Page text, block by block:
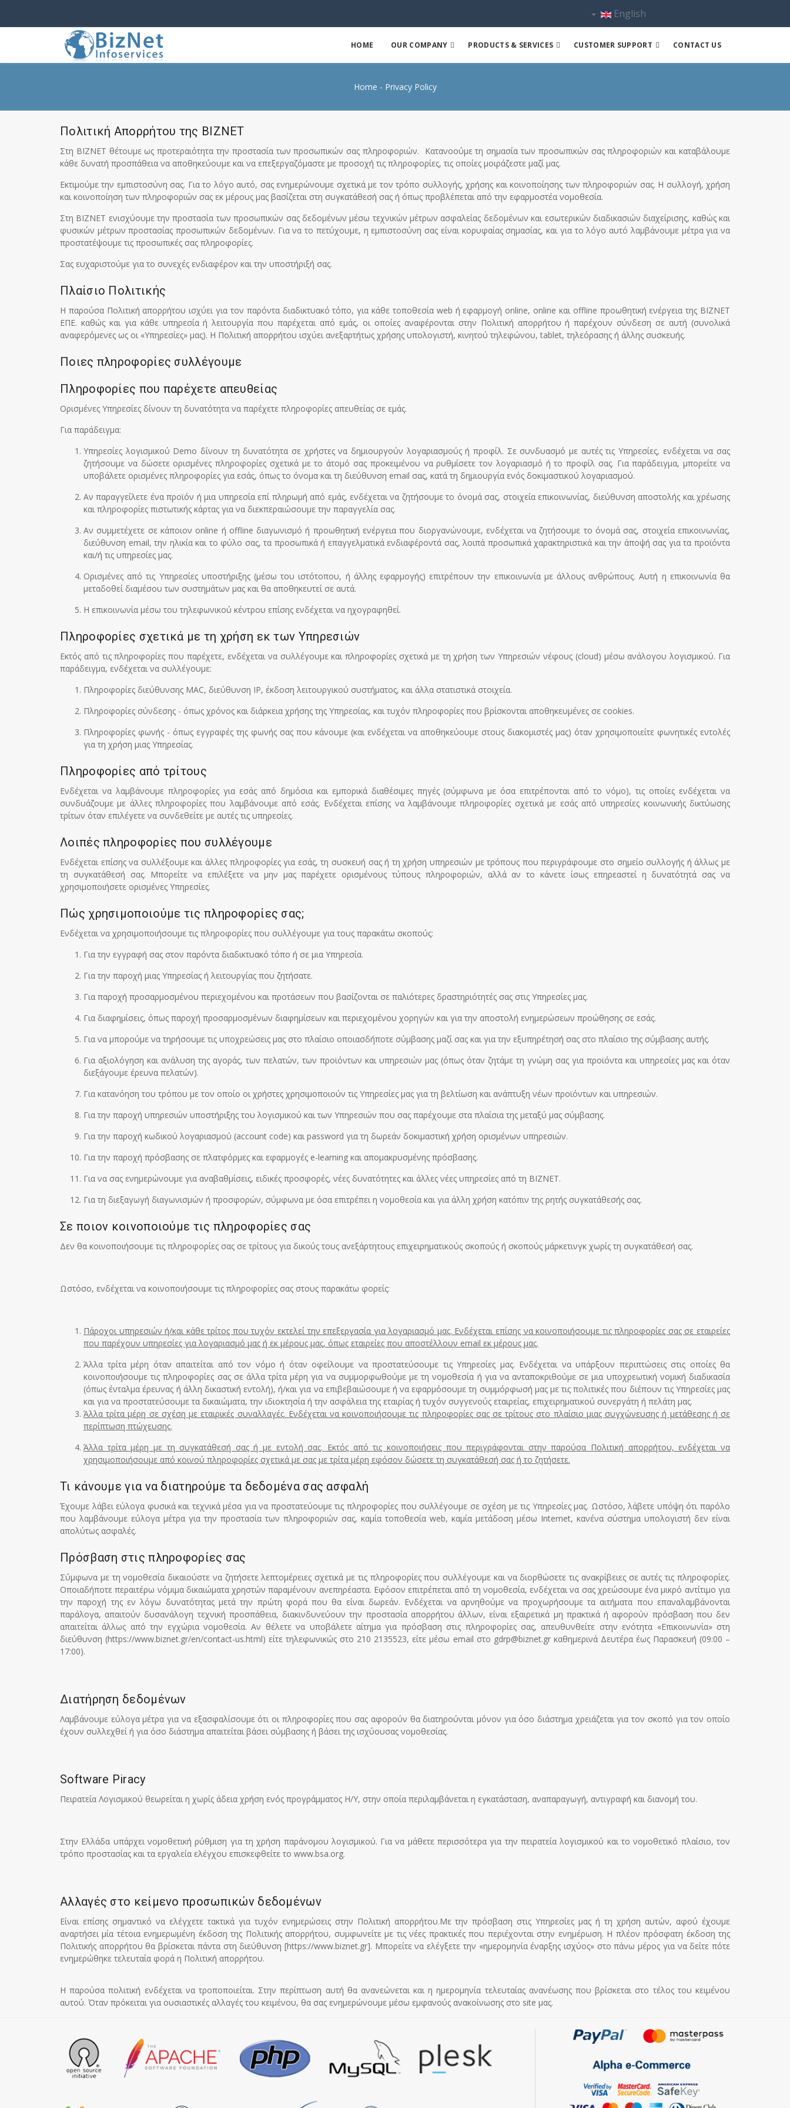
English
HOME OUR COMPANY PRODUCTS & SERVICES CUSTOMER SUPPORT CONTACT US
Home Privacy Policy
Πολιτική Απορρήτου της BIZNET
Στη BIZNET θέτουμε ως προτεραιότητα την προστασία των προσωπικών σας πληροφοριών. Κατανοούμε τη σημασία των προσωπικών σας πληροφοριών και καταβάλουμε
κάθε δυνατή προσπάθεια να αποθηκεύουμε και να επεξεργαζόμαστε με προσοχή τις πληροφορίες, τις οποίες μοιράζεστε μαζί μας.
Εκτιμούμε την εμπιστοσύνη σας. Για το λόγο αυτό, σας ενημερώνουμε σχετικά με τον τρόπο συλλογής, χρήσης και κοινοποίησης των πληροφοριών σας. Η συλλογή, χρήση
και κοινοποίηση των πληροφοριών σας εκ μέρους μας βασίζεται στη συγκατάθεσή σας ή όπως προβλέπεται από την εφαρμοστέα νομοθεσία.
Στη BIZNET ενισχύουμε την προστασία των προσωπικών σας δεδομένων μέσω τεχνικών μέτρων ασφαλείας δεδομένων και εσωτερικών διαδικασιών διαχείρισης, καθώς και
φυσικών μέτρων προστασίας προσωπικών δεδομένων. Για να το πετύχουμε, η εμπιστοσύνη σας είναι κορυφαίας σημασίας, και για το λόγο αυτό λαμβάνουμε μέτρα για να
προστατέψουμε τις προσωπικές σας πληροφορίες.
Σας ευχαριστούμε για το συνεχές ενδιαφέρον και την υποστήριξή σας.
Πλαίσιο Πολιτικής
Η παρούσα Πολιτική απορρήτου ισχύει για τον παρόντα διαδικτυακό τόπο, για κάθε τοποθεσία web ή εφαρμογή online, online και offline προωθητική ενέργεια της BIZNET
ΕΠΕ. καθώς και για κάθε υπηρεσία ή λειτουργία που παρέχεται από εμάς, οι οποίες αναφέρονται στην Πολιτική απορρήτου ή παρέχουν σύνδεση σε αυτή (συνολικά
αναφερόμενες ως οι «Υπηρεσίες» μας). Η Πολιτική απορρήτου ισχύει ανεξαρτήτως χρήσης υπολογιστή, κινητού τηλεφώνου, tablet, τηλεόρασης ή άλλης συσκευής.
Ποιες πληροφορίες συλλέγουμε
Πληροφορίες που παρέχετε απευθείας
Ορισμένες Υπηρεσίες δίνουν τη δυνατότητα να παρέχετε πληροφορίες απευθείας σε εμάς.
Για παράδειγμα:
Υπηρεσίες λογισμικού Demo δίνουν τη δυνατότητα σε χρήστες να δημιουργούν λογαριασμούς ή προφίλ. Σε συνδυασμό με αυτές τις Υπηρεσίες, ενδέχεται να σας
ζητήσουμε να δώσετε ορισμένες πληροφορίες σχετικά με το άτομό σας προκειμένου να ρυθμίσετε τον λογαριασμό ή το προφίλ σας. Για παράδειγμα, μπορείτε να
υποβάλετε ορισμένες πληροφορίες για εσάς, όπως το όνομα και τη διεύθυνση email σας, κατά τη δημιουργία ενός δοκιμαστικού λογαριασμού.
Αν παραγγείλετε ένα προϊόν ή μια υπηρεσία επί πληρωμή από εμάς, ενδέχεται να ζητήσουμε το όνομά σας, στοιχεία επικοινωνίας, διεύθυνση αποστολής και χρέωσης
και πληροφορίες πιστωτικής κάρτας για να διεκπεραιώσουμε την παραγγελία σας.
Αν συμμετέχετε σε κάποιον online ή offline διαγωνισμό ή προωθητική ενέργεια που διοργανώνουμε, ενδέχεται να ζητήσουμε το όνομά σας, στοιχεία επικοινωνίας,
διεύθυνση email, την ηλικία και το φύλο σας, τα προσωπικά ή επαγγελματικά ενδιαφέροντά σας, λοιπά προσωπικά χαρακτηριστικά και την άποψή σας για τα προϊόντα
και/ή τις υπηρεσίες μας.
Ορισμένες από τις Υπηρεσίες υποστήριξης (μέσω του ιστότοπου, ή άλλης εφαρμογής) επιτρέπουν την επικοινωνία με άλλους ανθρώπους. Αυτή η επικοινωνία θα
μεταδοθεί διαμέσου των συστημάτων μας και θα αποθηκευτεί σε αυτά.
Η επικοινωνία μέσω του τηλεφωνικού κέντρου επίσης ενδέχεται να ηχογραφηθεί.
Πληροφορίες σχετικά με τη χρήση εκ των Υπηρεσιών
Εκτός από τις πληροφορίες που παρέχετε, ενδέχεται να συλλέγουμε και πληροφορίες σχετικά με τη χρήση των Υπηρεσιών νέφους (cloud) μέσω ανάλογου λογισμικού. Για
παράδειγμα, ενδέχεται να συλλέγουμε:
Πληροφορίες διεύθυνσης MAC, διεύθυνση IP, έκδοση λειτουργικού συστήματος, και άλλα στατιστικά στοιχεία.
Πληροφορίες σύνδεσης - όπως χρόνος και διάρκεια χρήσης της Υπηρεσίας, και τυχόν πληροφορίες που βρίσκονται αποθηκευμένες σε cookies.
Πληροφορίες φωνής - όπως εγγραφές της φωνής σας που κάνουμε (και ενδέχεται να αποθηκεύουμε στους διακομιστές μας) όταν χρησιμοποιείτε φωνητικές εντολές
για τη χρήση μιας Υπηρεσίας.
Πληροφορίες από τρίτους
Ενδέχεται να λαμβάνουμε πληροφορίες για εσάς από δημόσια και εμπορικά διαθέσιμες πηγές (σύμφωνα με όσα επιτρέπονται από το νόμο), τις οποίες ενδέχεται να
συνδυάζουμε με άλλες πληροφορίες που λαμβάνουμε από εσάς. Ενδέχεται επίσης να λαμβάνουμε πληροφορίες σχετικά με εσάς από υπηρεσίες κοινωνικής δικτύωσης
τρίτων όταν επιλέγετε να συνδεθείτε με αυτές τις υπηρεσίες.
Λοιπές πληροφορίες που συλλέγουμε
Ενδέχεται επίσης να συλλέξουμε και άλλες πληροφορίες για εσάς, τη συσκευή σας ή τη χρήση υπηρεσιών με τρόπους που περιγράφουμε στο σημείο συλλογής ή άλλως με
τη συγκατάθεσή σας. Μπορείτε να επιλέξετε να μην μας παρέχετε ορισμένους τύπους πληροφοριών, αλλά αν το κάνετε ίσως επηρεαστεί η δυνατότητά σας να
χρησιμοποιήσετε ορισμένες Υπηρεσίες.
Πώς χρησιμοποιούμε τις πληροφορίες σας;
Ενδέχεται να χρησιμοποιήσουμε τις πληροφορίες που συλλέγουμε για τους παρακάτω σκοπούς:
Για την εγγραφή σας στον παρόντα διαδικτυακό τόπο ή σε μια Υπηρεσία.
Για την παροχή μιας Υπηρεσίας ή λειτουργίας που ζητήσατε.
Για παροχή προσαρμοσμένου περιεχομένου και προτάσεων που βασίζονται σε παλιότερες δραστηριότητές σας στις Υπηρεσίες μας.
Για διαφημίσεις, όπως παροχή προσαρμοσμένων διαφημίσεων και περιεχομένου χορηγών και για την αποστολή ενημερώσεων προώθησης σε εσάς.
Για να μπορούμε να τηρήσουμε τις υποχρεώσεις μας στο πλαίσιο οποιασδήποτε σύμβασης μαζί σας και για την εξυπηρέτησή σας στο πλαίσιο της σύμβασης αυτής.
Για αξιολόγηση και ανάλυση της αγοράς, των πελατών, των προϊόντων και υπηρεσιών μας (όπως όταν ζητάμε τη γνώμη σας για προϊόντα και υπηρεσίες μας και όταν
διεξάγουμε έρευνα πελατών).
Για κατανόηση του τρόπου με τον οποίο οι χρήστες χρησιμοποιούν τις Υπηρεσίες μας για τη βελτίωση και ανάπτυξη νέων προϊόντων και υπηρεσιών.
Για την παροχή υπηρεσιών υποστήριξης του λογισμικού και των Υπηρεσιών που σας παρέχουμε στα πλαίσια της μεταξύ μας σύμβασης.
Για την παροχή κωδικού λογαριασμού (account code) και password για τη δωρεάν δοκιμαστική χρήση ορισμένων υπηρεσιών.
Για την παροχή πρόσβασης σε πλατφόρμες και εφαρμογές e-learning και απομακρυσμένης πρόσβασης.
Για να σας ενημερώνουμε για αναβαθμίσεις, ειδικές προσφορές, νέες δυνατότητες και άλλες νέες υπηρεσίες από τη BIZNET.
Για τη διεξαγωγή διαγωνισμών ή προσφορών, σύμφωνα με όσα επιτρέπει η νομοθεσία και για άλλη χρήση κατόπιν της ρητής συγκατάθεσής σας.
Σε ποιον κοινοποιούμε τις πληροφορίες σας
Δεν θα κοινοποιήσουμε τις πληροφορίες σας σε τρίτους για δικούς τους ανεξάρτητους επιχειρηματικούς σκοπούς ή σκοπούς μάρκετινγκ χωρίς τη συγκατάθεσή σας.
Ωστόσο, ενδέχεται να κοινοποιήσουμε τις πληροφορίες σας στους παρακάτω φορείς:
Πάροχοι υπηρεσιών ή/και κάθε τρίτος που τυχόν εκτελεί την επεξεργασία για λογαριασμό μας. Ενδέχεται επίσης να κοινοποιήσουμε τις πληροφορίες σας σε εταιρείες
που παρέχουν υπηρεσίες για λογαριασμό μας ή εκ μέρους μας, όπως εταιρείες που αποστέλλουν email εκ μέρους μας.
Άλλα τρίτα μέρη όταν απαιτείται από τον νόμο ή όταν οφείλουμε να προστατεύσουμε τις Υπηρεσίες μας. Ενδέχεται να υπάρξουν περιπτώσεις στις οποίες θα
κοινοποιήσουμε τις πληροφορίες σας σε άλλα τρίτα μέρη για να συμμορφωθούμε με τη νομοθεσία ή για να ανταποκριθούμε σε μια υποχρεωτική νομική διαδικασία
(όπως ένταλμα έρευνας ή άλλη δικαστική εντολή), ή/και για να επιβεβαιώσουμε ή να εφαρμόσουμε τη συμμόρφωσή μας με τις πολιτικές που διέπουν τις Υπηρεσίες μας
και για να προστατεύσουμε τα δικαιώματα, την ιδιοκτησία ή την ασφάλεια της εταιρίας ή τυχόν συγγενούς εταιρείας, επιχειρηματικού συνεργάτη ή πελάτη μας.
Άλλα τρίτα μέρη σε σχέση με εταιρικές συναλλαγές. Ενδέχεται να κοινοποιήσουμε τις πληροφορίες σας σε τρίτους στο πλαίσιο μιας συγχώνευσης ή μετάθεσης ή σε
περίπτωση πτώχευσης.
Άλλα τρίτα μέρη με τη συγκατάθεσή σας ή με εντολή σας. Εκτός από τις κοινοποιήσεις που περιγράφονται στην παρούσα Πολιτική απορρήτου, ενδέχεται να
χρησιμοποιήσουμε από κοινού πληροφορίες σχετικά με σας με τρίτα μέρη εφόσον δώσετε τη συγκατάθεσή σας ή το ζητήσετε.
Τι κάνουμε για να διατηρούμε τα δεδομένα σας ασφαλή
Έχουμε λάβει εύλογα φυσικά και τεχνικά μέσα για να προστατεύουμε τις πληροφορίες που συλλέγουμε σε σχέση με τις Υπηρεσίες μας. Ωστόσο, λάβετε υπόψη ότι παρόλο
που λαμβάνουμε εύλογα μέτρα για την προστασία των πληροφοριών σας, καμία τοποθεσία web, καμία μετάδοση μέσω Internet, κανένα σύστημα υπολογιστή δεν είναι
απολύτως ασφαλές.
Πρόσβαση στις πληροφορίες σας
Σύμφωνα με τη νομοθεσία δικαιούστε να ζητήσετε λεπτομέρειες σχετικά με τις πληροφορίες που συλλέγουμε και να διορθώσετε τις ανακρίβειες σε αυτές τις πληροφορίες.
Οποιαδήποτε περαιτέρω νόμιμα δικαιώματα χρηστών παραμένουν ανεπηρέαστα. Εφόσον επιτρέπεται από τη νομοθεσία, ενδέχεται να σας χρεώσουμε ένα μικρό αντίτιμο για
την παροχή της εν λόγω δυνατότητας μετά την πρώτη φορά που θα είναι δωρεάν. Ενδέχεται να αρνηθούμε να προχωρήσουμε τα αιτήματα που επαναλαμβάνονται
παράλογα, απαιτούν δυσανάλογη τεχνική προσπάθεια, διακινδυνεύουν την προστασία απορρήτου άλλων, είναι εξαιρετικά μη πρακτικά ή αφορούν πρόσβαση που δεν
απαιτείται άλλως από την εγχώρια νομοθεσία. Αν θέλετε να υποβάλετε αίτημα για πρόσβαση στις πληροφορίες σας, απευθυνθείτε στην ενότητα «Επικοινωνία» στη
διεύθυνση (https://www.biznet.gr/en/contact-us.html) είτε τηλεφωνικώς στο 210 2135523, είτε μέσω email στο gdrp@biznet.grκαθημερινά Δευτέρα έως Παρασκευή (09:00 –
17:00).
Διατήρηση δεδομένων
Λαμβάνουμε εύλογα μέτρα για να εξασφαλίσουμε ότι οι πληροφορίες που σας αφορούν θα διατηρούνται μόνον για όσο διάστημα χρειάζεται για τον σκοπό για τον οποίο
έχουν συλλεχθεί ή για όσο διάστημα απαιτείται βάσει σύμβασης ή βάσει της ισχύουσας νομοθεσίας.
Software Piracy
Πειρατεία Λογισμικού θεωρείται η χωρίς άδεια χρήση ενός προγράμματος Η/Υ, στην οποία περιλαμβάνεται η εγκατάσταση, αναπαραγωγή, αντιγραφή και διανομή του.
Στην Ελλάδα υπάρχει νομοθετική ρύθμιση για τη χρήση παράνομου λογισμικού. Για να μάθετε περισσότερα για την πειρατεία λογισμικού και το νομοθετικό πλαίσιο, τον
τρόπο προστασίας και τα εργαλεία ελέγχου επισκεφθείτε το www.bsa.org.
Αλλαγές στο κείμενο προσωπικών δεδομένων
Είναι επίσης σημαντικό να ελέγχετε τακτικά για τυχόν ενημερώσεις στην Πολιτική απορρήτου.Με την πρόσβαση στις Υπηρεσίες μας ή τη χρήση αυτών, αφού έχουμε
αναρτήσει μία τέτοια ενημερωμένη έκδοση της Πολιτικής απορρήτου, συμφωνείτε με τις νέες πρακτικές που περιέχονται στην ενημέρωση. Η πλέον πρόσφατη έκδοση της
Πολιτικής απορρήτου θα βρίσκεται πάντα στη διεύθυνση [https://www.biznet.gr]. Μπορείτε να ελέγξετε την «ημερομηνία έναρξης ισχύος» στο πάνω μέρος για να δείτε πότε
ενημερώθηκε τελευταία φορά η Πολιτική απορρήτου.
Η παρούσα πολιτική ενδέχεται να τροποποιείται. Στην περίπτωση αυτή θα ανανεώνεται και η ημερομηνία τελευταίας ανανέωσης που βρίσκεται στο τέλος του κειμένου
αυτού. Όταν πρόκειται για ουσιαστικές αλλαγές του κειμένου, θα σας ενημερώνουμε μέσω εμφανούς ανακοίνωσης στο site μας.